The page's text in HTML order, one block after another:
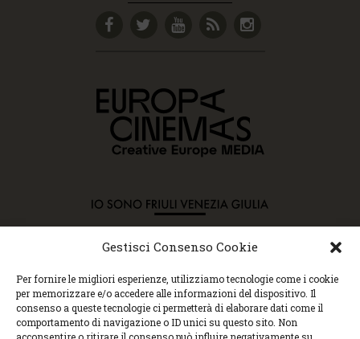
Gestisci Consenso Cookie
Per fornire le migliori esperienze, utilizziamo tecnologie come i cookie
per memorizzare e/o accedere alle informazioni del dispositivo. Il
consenso a queste tecnologie ci permetterà di elaborare dati come il
comportamento di navigazione o ID unici su questo sito. Non
Copyright © 2015 Cec, Tutti i diritti riservati. Nessun
contenuto può essere copiato o manipolato. Accedendo al
sito approvi la Policy sulla privacy e la Policy sui
contenuti.
Centro espressioni cinematografiche, via Villalta, 24 |